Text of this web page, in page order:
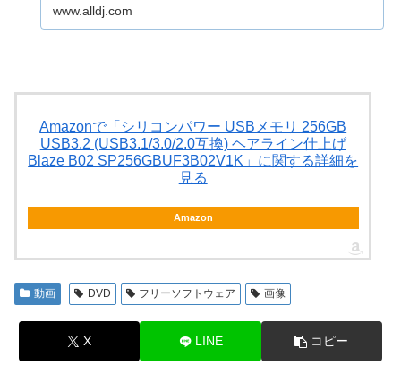
www.alldj.com
Amazonで「シリコンパワー USBメモリ 256GB
USB3.2 (USB3.1/3.0/2.0互換) ヘアライン仕上げ
Blaze B02 SP256GBUF3B02V1K」に関する詳細を
見る
Amazon
動画 DVD フリーソフトウェア 画像
X LINE コピー